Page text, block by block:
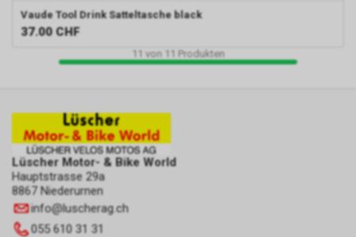
Vaude Tool Drink Satteltasche black
37.00 CHF
11 von 11 Produkten
Lüscher Motor- & Bike World
Hauptstrasse 29a
8867 Niederurnen
info@luscherag.ch
055 610 31 31